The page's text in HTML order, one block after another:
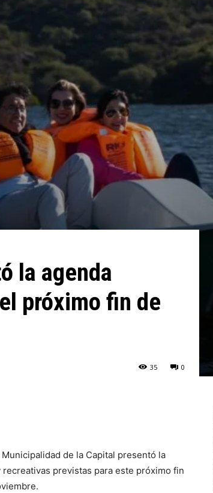
la agenda
próximo fin de
0
35
de la Capital presentó la
previstas para este próximo fin